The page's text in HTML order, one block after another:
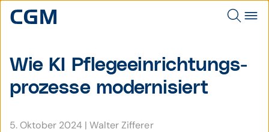
Wie KI Pflege­ein­richtungs­
prozesse moder­nisiert
5. Oktober 2024 |Walter Zifferer